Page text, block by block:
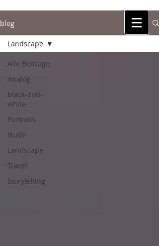
blog
Alle Beiträge
Analog
black-and-
white
Portraits
Nude
Landscape
Travel
Storytelling
Landscape